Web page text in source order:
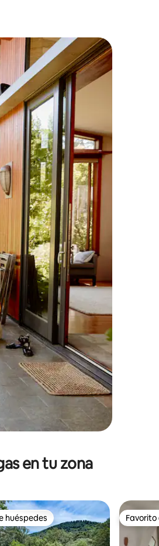
hacia abajo, o bien tocando y
en tu zona
huéspedes
huéspedes